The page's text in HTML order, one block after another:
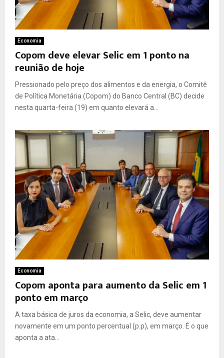
Economia
Copom deve elevar Selic em 1 ponto na
reunião de hoje
Pressionado pelo preço dos alimentos e da energia, o Comitê
de Política Monetária (Copom) do Banco Central (BC) decide
nesta quarta-feira (19) em quanto elevará a...
Economia
Copom aponta para aumento da Selic em 1
ponto em março
A taxa básica de juros da economia, a Selic, deve aumentar
novamente em um ponto percentual (p.p), em março. É o que
aponta a ata...